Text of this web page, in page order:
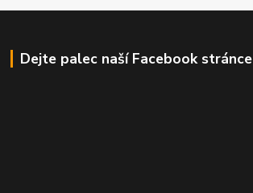
Dejte palec naší Facebook stránce